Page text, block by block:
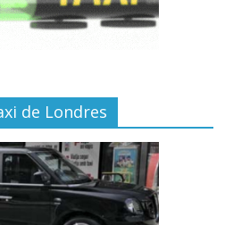
de Londres